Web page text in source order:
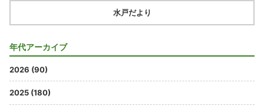
水戸だより
年代アーカイブ
2026 (90)
2025 (180)